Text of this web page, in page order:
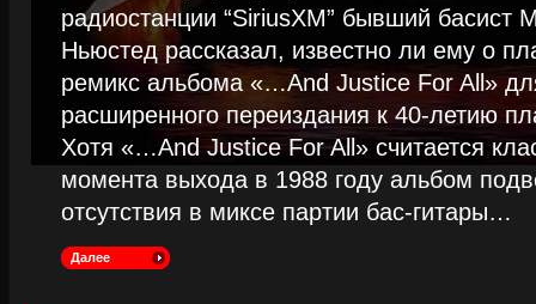
радиостанции “SiriusXM” бывший басист
Ньюстед рассказал, известно ли ему о
ремикс альбома «…And Justice For All»
расширенного переиздания к 40-летию
Хотя «…And Justice For All» считается
момента выхода в 1988 году альбом
отсутствия в миксе партии бас-гитары…
Далее